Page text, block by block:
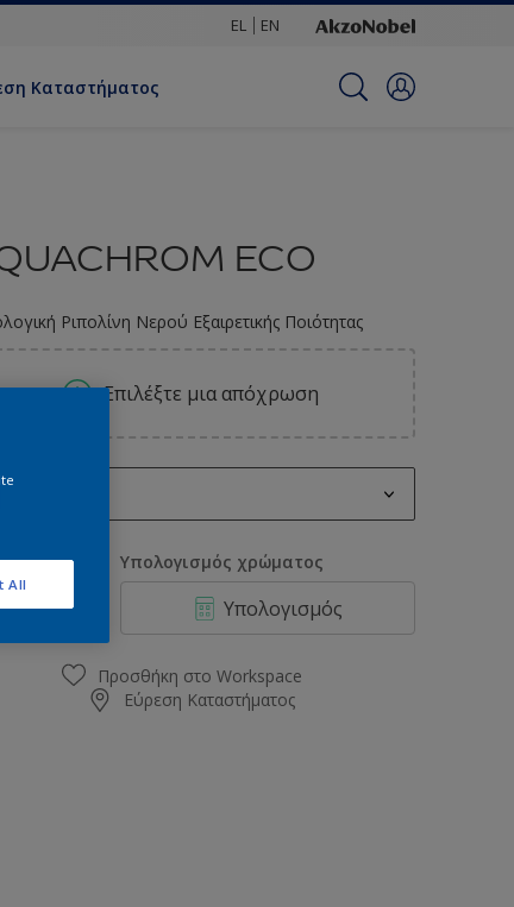
EL EN
Καταστήματος
ECO
Ριπολίνη Νερού Εξαιρετικής Ποιότητας
Επιλέξτε μια απόχρωση
Υπολογισμός χρώματος
Υπολογισμός
Προσθήκη στο Workspace
Εύρεση Καταστήματος
All